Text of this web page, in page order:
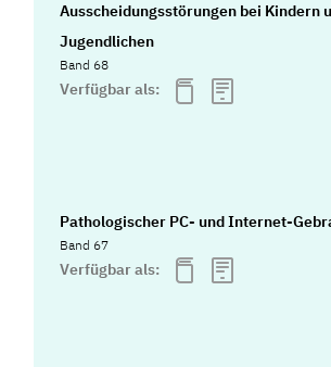
Ausscheidungsstörungen bei Kindern
Jugendlichen
Band 68
Verfügbar als:
Pathologischer PC- und Internet-
Band 67
Verfügbar als: